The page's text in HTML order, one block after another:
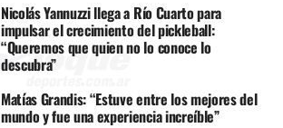
Nicolás Yannuzzi llega a Río Cuarto para
impulsar el crecimiento del pickleball:
“Queremos que quien no lo conoce lo
descubra”
Matías Grandis: “Estuve entre los mejores del
mundo y fue una experiencia increíble”